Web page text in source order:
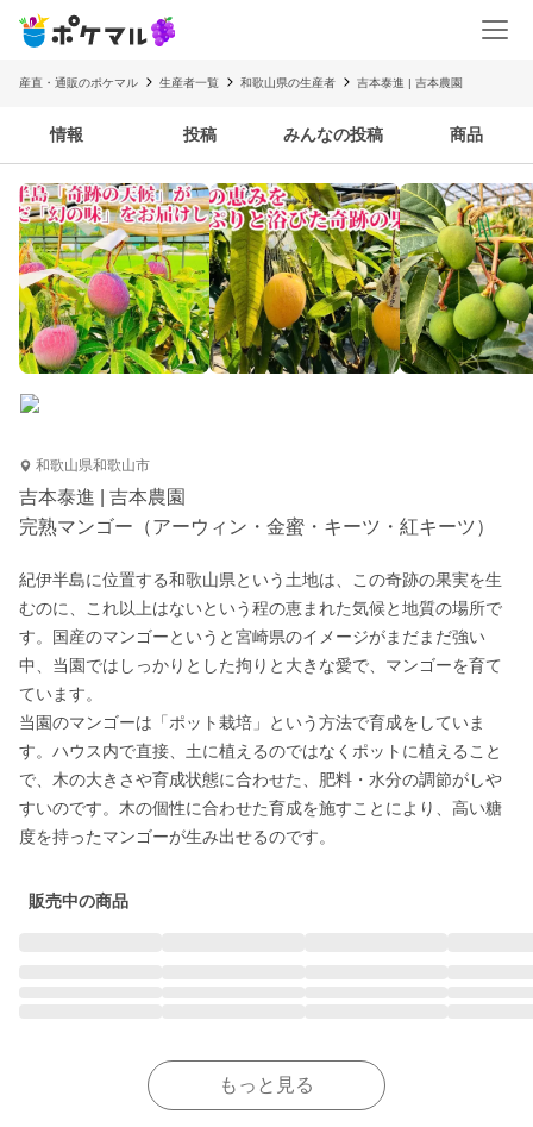
産直・通販のポケマル 生産者一覧 和歌山県の生産者 吉本泰進 | 吉本農園
情報 投稿 みんなの投稿 商品
和歌山県和歌山市
吉本泰進 | 吉本農園
完熟マンゴー（アーウィン・金蜜・キーツ・紅キーツ）
紀伊半島に位置する和歌山県という土地は、この奇跡の果実を生
むのに、これ以上はないという程の恵まれた気候と地質の場所で
す。国産のマンゴーというと宮崎県のイメージがまだまだ強い
中、当園ではしっかりとした拘りと大きな愛で、マンゴーを育て
ています。
当園のマンゴーは「ポット栽培」という方法で育成をしていま
す。ハウス内で直接、土に植えるのではなくポットに植えること
で、木の大きさや育成状態に合わせた、肥料・水分の調節がしや
すいのです。木の個性に合わせた育成を施すことにより、高い糖
度を持ったマンゴーが生み出せるのです。
販売中の商品
もっと見る